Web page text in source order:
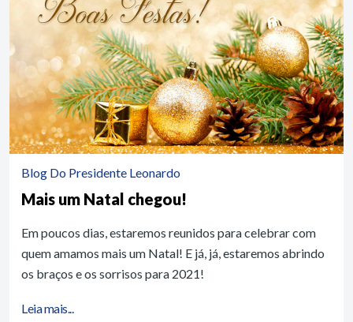
Blog Do Presidente Leonardo
Mais um Natal chegou!
Em poucos dias, estaremos reunidos para celebrar com
quem amamos mais um Natal! E já, já, estaremos abrindo
os braços e os sorrisos para 2021!
Leia mais...